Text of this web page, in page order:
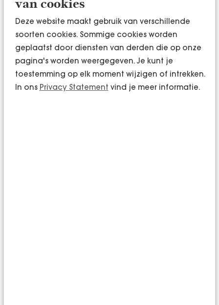
van cookies
Deze website maakt gebruik van verschillende
soorten cookies. Sommige cookies worden
geplaatst door diensten van derden die op onze
pagina's worden weergegeven. Je kunt je
toestemming op elk moment wijzigen of intrekken.
In ons Privacy Statement vind je meer informatie.
precies weet waar je aan toe bent.
Kom in actie
Wil jij weten of jij je pensioentekort fiscaal
voordelig kan dichten? Aarzel dan niet en neem
contact met ons op. Wij denken met je mee in